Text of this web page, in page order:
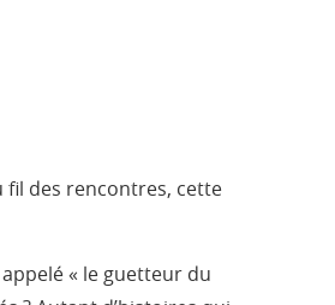
des rencontres, cette
« le guetteur du